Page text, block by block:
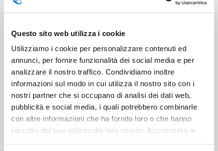
Questo sito web utilizza i cookie
Utilizziamo i cookie per personalizzare contenuti ed
annunci, per fornire funzionalità dei social media e per
analizzare il nostro traffico. Condividiamo inoltre
informazioni sul modo in cui utilizza il nostro sito con i
nostri partner che si occupano di analisi dei dati web,
pubblicità e social media, i quali potrebbero combinarle
con altre informazioni che ha fornito loro o che hanno
raccolto dal suo utilizzo dei loro servizi. Acconsenta ai
CARATTERISTICHE
CONTATTACI
Pezzi per cartone 6
Cartoni per pallet 252